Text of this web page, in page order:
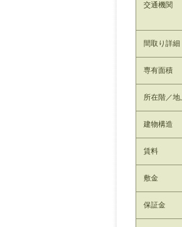
交通機関
間取り詳細
専有面積
所在階／
建物構造
賃料
敷金
保証金